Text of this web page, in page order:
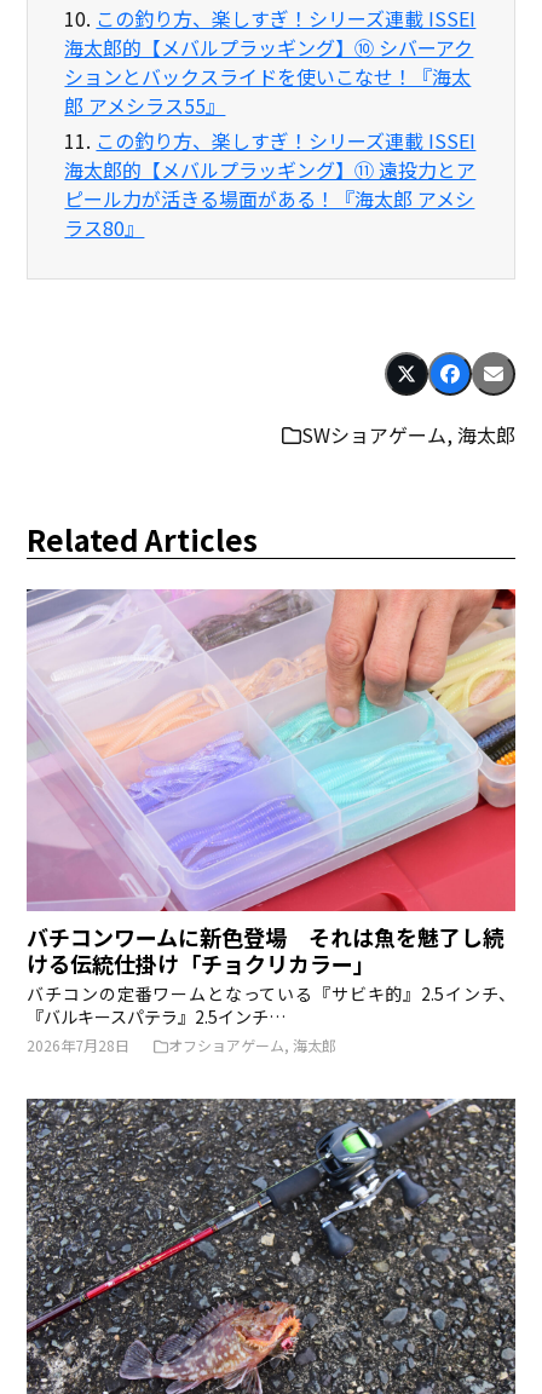
10. この釣り方、楽しすぎ！シリーズ連載 ISSEI
海太郎的【メバルプラッギング】⑩ シバーアク
ションとバックスライドを使いこなせ！『海太
郎 アメシラス55』
11. この釣り方、楽しすぎ！シリーズ連載 ISSEI
海太郎的【メバルプラッギング】⑪ 遠投力とア
ピール力が活きる場面がある！『海太郎 アメシ
ラス80』
SWショアゲーム,海太郎
Related Articles
バチコンワームに新色登場 それは魚を魅了し続
ける伝統仕掛け「チョクリカラー」
バチコンの定番ワームとなっている『サビキ的』2.5インチ、
『バルキースパテラ』2.5インチ…
2026年7月28日 オフショアゲーム,海太郎